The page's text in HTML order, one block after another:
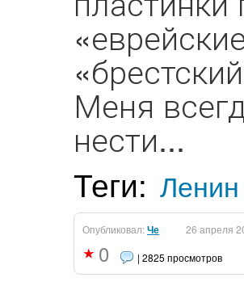
Меня
нести...
Теги: Ленин
Опубликовал:Че 26 апреля
0 | 2825 просмотров